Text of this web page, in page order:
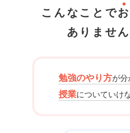
こんなことでお
ありませ
勉強のやり方が分
授業についていけ